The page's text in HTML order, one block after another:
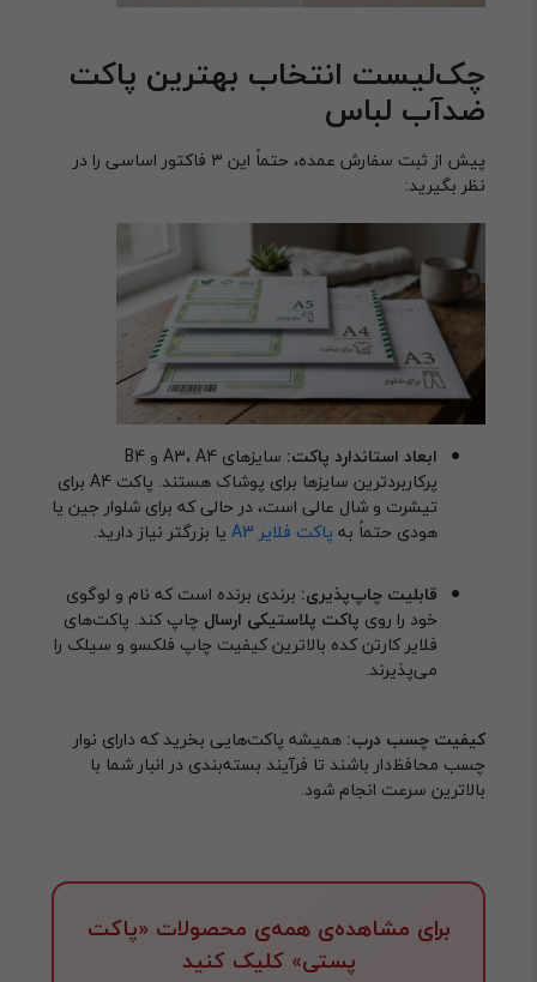
چک‌لیست انتخاب بهترین پاکت
ضدآب لباس
پیش از ثبت سفارش عمده، حتماً این ۳ فاکتور اساسی را در
نظر بگیرید:
ابعاد استاندارد پاکت:
سایزهای A3، A4 و B4
پرکاربردترین سایزها برای پوشاک هستند. پاکت A4 برای
تیشرت و شال عالی است، در حالی که برای شلوار جین یا
هودی حتماً به پاکت فلایر A3 یا بزرگتر نیاز دارید.
قابلیت چاپ‌پذیری: برندی برنده است که نام و لوگوی
خود را روی پاکت پلاستیکی ارسال چاپ کند. پاکت‌های
فلایر کارتن کده بالاترین کیفیت چاپ فلکسو و سیلک را
می‌پذیرند.
کیفیت چسب درب: همیشه پاکت‌هایی بخرید که دارای نوار
چسب محافظ‌دار باشند تا فرآیند بسته‌بندی در انبار شما با
بالاترین سرعت انجام شود.
برای مشاهده‌ی همه‌ی محصولات «پاکت
پستی» کلیک کنید